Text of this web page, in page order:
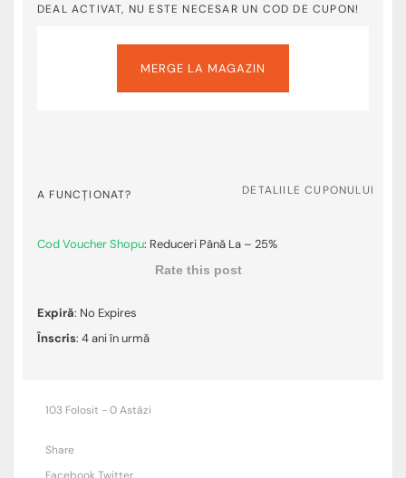
DEAL ACTIVAT, NU ESTE NECESAR UN COD DE CUPON!
MERGE LA MAGAZIN
A FUNCȚIONAT? DETALIILE CUPONULUI
Cod Voucher Shopu: Reduceri Până La – 25%
Rate this post
Expiră: No Expires
Înscris: 4 ani în urmă
103 Folosit - 0 Astăzi
Share